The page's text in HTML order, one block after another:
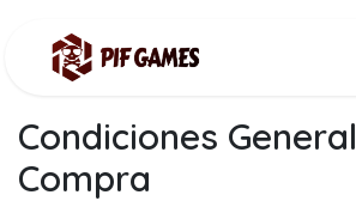
Condiciones
Compra